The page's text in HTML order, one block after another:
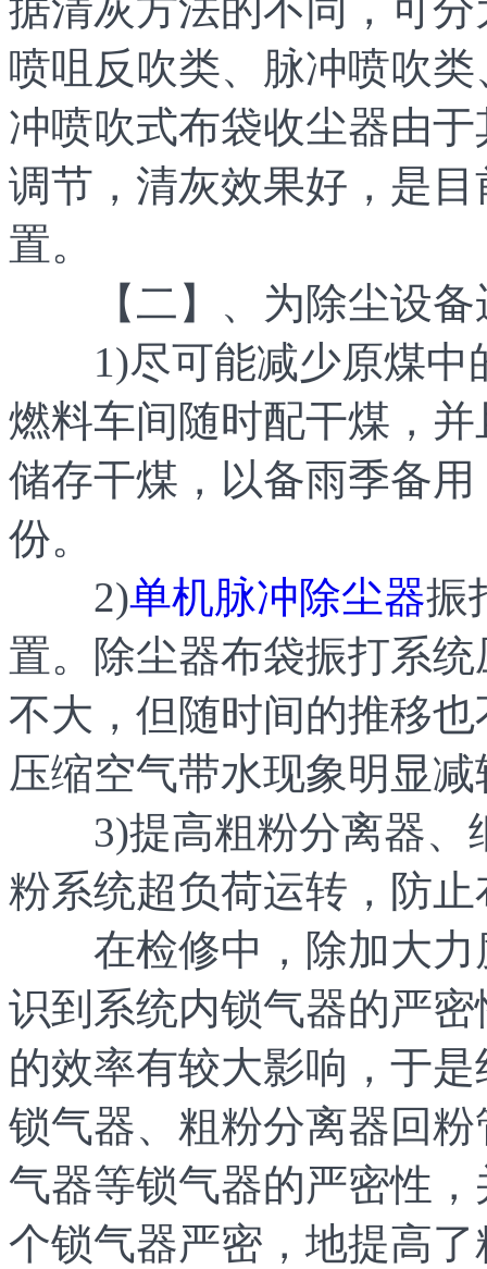
据清灰方法的不同，可
喷咀反吹类、脉冲喷吹
冲喷吹式布袋收尘器由
调节，清灰效果好，是
置。
【二】、为除尘设备
1)尽可能减少原煤中
燃料车间随时配干煤，
储存干煤，以备雨季备
份。
2)单机脉冲除尘器振
置。除尘器布袋振打系
不大，但随时间的推移
压缩空气带水现象明显减
3)提高粗粉分离器、
粉系统超负荷运转，防
在检修中，除加大力
识到系统内锁气器的严
的效率有较大影响，于
锁气器、粗粉分离器回
气器等锁气器的严密性
个锁气器严密，地提高